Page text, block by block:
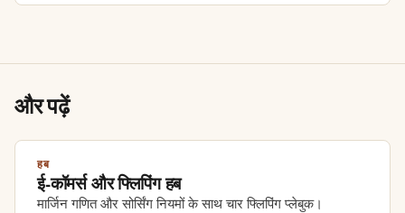
और पढ़ें
हब
ई-कॉमर्स और फ्लिपिंग हब
मार्जिन गणित और सोर्सिंग नियमों के साथ चार फ्लिपिंग प्लेबुक।